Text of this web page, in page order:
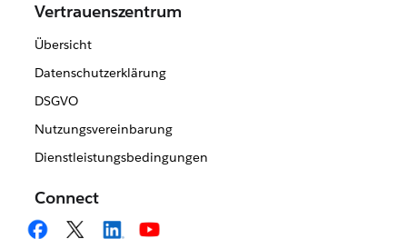
Vertrauenszentrum
Übersicht
Datenschutzerklärung
DSGVO
Nutzungsvereinbarung
Dienstleistungsbedingungen
Connect